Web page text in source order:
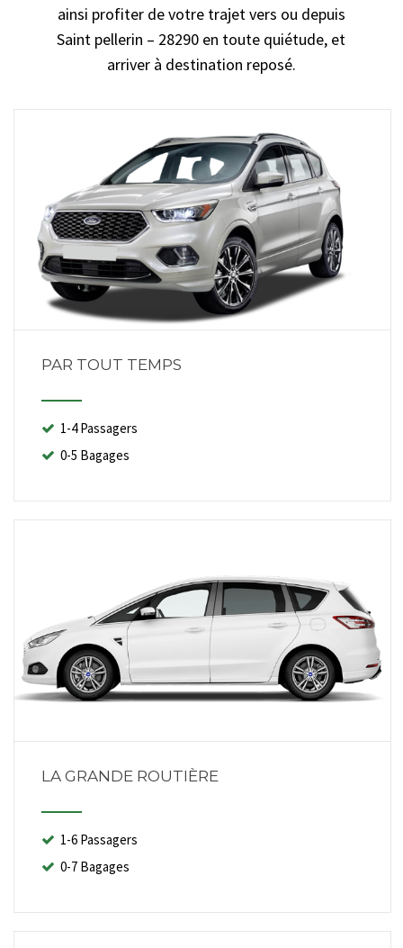
ainsi profiter de votre trajet vers ou depuis
Saint pellerin – 28290 en toute quiétude, et
arriver à destination reposé.
PAR TOUT TEMPS
1-4 Passagers
0-5 Bagages
LA GRANDE ROUTIÈRE
1-6 Passagers
0-7 Bagages